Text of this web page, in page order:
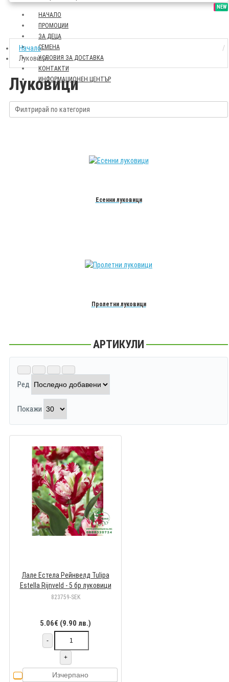
НАЧАЛО
SALE
ПРОМОЦИИ
NEW
ЗА ДЕЦА
СЕМЕНА
УСЛОВИЯ ЗА ДОСТАВКА
КОНТАКТИ
ИНФОРМАЦИОНЕН ЦЕНТЪР
Начало
Луковици
Луковици
Филтрирай по категория
Есенни луковици
Пролетни луковици
АРТИКУЛИ
Ред
Покажи
Лале Естела Рейнвелд Tulipa
Estella Rijnveld - 5 бр луковици
823759-SEK
5.06€ (9.90 лв.)
-
+
Изчерпано